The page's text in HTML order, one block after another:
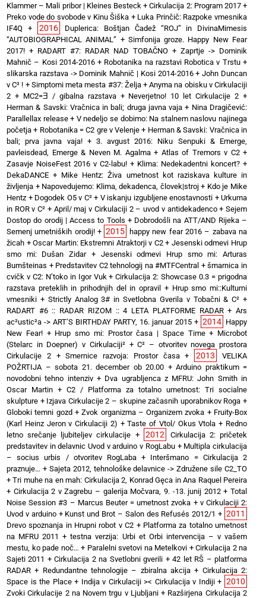
Klammer – Mali pribor | Kleines Besteck +Cirkulacija 2: Program 2017+
Preko vode do svobode v Kinu Šiška + Luka Prinčič: Razpoke vmesnika
IF4Q + 2016
Duplerica: Boštjan Čadež “ROJ” in DivinaMimesis
“AUTOBIOGRAPHICAL ANIMAL” + Simfonija groze. Happy New Fear
2017! + RADART #7: RADAR NAD TOBAČNO + Zaprtje -> Dominik
Mahnič – Kosi 2014-2016+ Robotanika na razstavi Robotica v Trstu+
slikarska razstava -> Dominik Mahnič | Kosi 2014-2016+John Duncan
v C² ! + Simptomi meta mesta #37: Želja+Anyma na obisku v Cirkulaciji
2 + MC2=Ǝ / gibalna razstava+ Neverjetno! 10 let Cirkulacije 2 +
Herman & Savski: Vračnica in bali; druga javna vaja + Nina Dragičević:
Parallellax release+ V nedeljo se dobimo: Na stalnem naslovu najinega
početja + Robotanika = C2 gre v Velenje + Herman & Savski: Vračnica in
bali; prva javna vaja!+ 3. avgust 2016: Niku Senpuki & Emerge,
pavleisdead, Emerge & Neven M. Agalma+ Atlas of Tremors v C2+
Zasavje NoiseFest 2016 v C2-labu! + Klima: Nedekadentni koncert? +
DekaDANCE + Mike Hentz: Živa umetnost kot raziskava kulture in
življenja + Napovedujemo: Klima, dekadenca, človek|stroj+ Kdo je Mike
Hentz + Dogodek O5 v C²+ V iskanju izgubljene enostavnosti + Urkuma
in ROR v C² + April/ maj v Cirkulaciji 2 – uvod v antidekadenco+Sejem
Dostop do orodij | Access to Tools + Dobrodošli na ATT/AND Rijeka –
Semenj umetniških orodij!+ 2015 happy new fear 2016 – zabava na
žicah +Oscar Martin: Ekstremni Atraktorji v C2+ Jesenski odmevi Hrup
smo mi: Dušan Zidar+ Jesenski odmevi Hrup smo mi: Arturas
Bumšteinas + Predstavitev C2 tehnologij na #MTFCentral +šmarnica in
cvičk v C2: N’toko in Igor Vuk +Cirkulacija 2: Showcase 0.3 = prigodna
razstava preteklih in prihodnjih del in opravil + Hrup smo mi::Kulturni
vmesniki + Strictly Analog 3# in Svetlobna Gverila v Tobačni & C² +
RADART #6 :: RADAR RIZOM :: 4 LETA PLATFORME RADAR+Ars
ac²ustic²a -> ART’S BIRTHDAY PARTY, 16. januar 2015 + 2014 Happy
New Fear!+ Hrup smo mi: Prostor časa | Space Time+ Microbot
(Stelarc in Doepner) v Cirkulaciji²+C² – otvoritev novega prostora
Cirkulacije 2+Smernice razvoja: Prostor časa+ 2013
VELIKA
POŽRTIJA – sobota 21. december ob 20.00 + Arduino praktikum =
novodobni tehno intenziv+ Dva ugrabljenca z MFRU: John Smith in
Oscar Martin + C2 / Platforma za totalno umetnost: Tri socialne
skulpture + Izjava Cirkulacije 2 – skupine začasnih uporabnikov Roga +
Globoki temni gozd+Zvok organizma – Organizem zvoka + Fruity-Box
(Karl Heinz Jeron v Cirkulaciji 2) +Taste of Vtol/ Okus Vtola + Redno
letno srečanje ljubiteljev cirkulacije + 2012
Cirkulacija 2: pričetek
predstavitev in delavnic Uvod v arduino v RogLabu+ Multipla cirkulacija
– socius urbis / otvoritev RogLaba + Interšmano = Cirkulacija 2
praznuje… + Sajeta 2012, tehnološke delavnice -> Združene sile C2_TO
+Tri muhe na en mah: Cirkulacija 2, Konrad Gęca in Ana Raquel Pereira
+ Cirkulacija 2 v Zagrebu – galerija Močvara, 9. -13. junij 2012+Total
Noise Session #3 – Marcus Beuter = umetnost zvoka + v Cirkulaciji 2:
Uvod v arduino+ Kunst und Brot – Salon des Refusés 2012/1 + 2011
Drevo spoznanja in Hrupni robot v C2 + Platforma za totalno umetnost
na MFRU 2011 +testna verzija: Urbi et Orbi intervencija – v vašem
mestu, ko pade noč… + Paralelni svetovi na Metelkovi + Cirkulacija 2 na
Sajeti 2011 +Cirkulacija 2 na Svetlobni gverili +42 let RŠ – platforma
RADAR + Redundantne tehnologije – zbiralna akcija + Cirkulacija 2:
Space is the Place+ Indija v Cirkulaciji >< Cirkulacija v Indiji+ 2010
Zvoki Cirkulacije 2 na Novem trgu v Ljubljani+ Razširjena Cirkulacija 2